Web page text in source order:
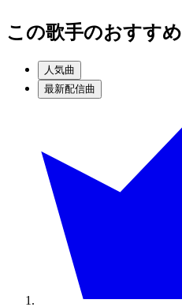
この歌手のおすすめ
人気曲
最新配信曲